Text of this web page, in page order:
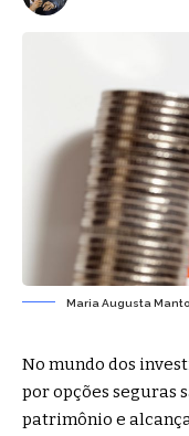
Maria Augusta
No mundo dos
por opções seguras
patrimônio e